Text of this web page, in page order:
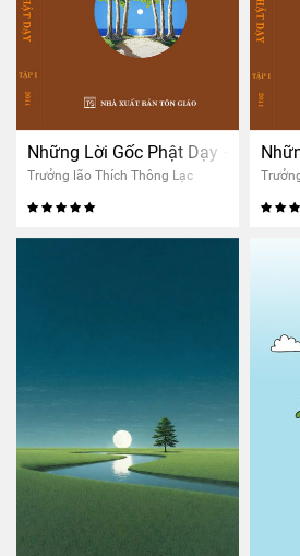
Những Lời Gốc Phật Dạy – Tập 1
Trưởng lão Thích Thông Lạc